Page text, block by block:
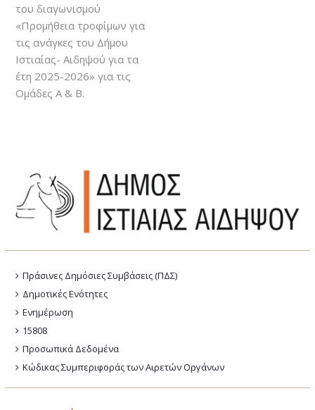
του διαγωνισμού
«Προμήθεια τροφίμων για
τις ανάγκες του Δήμου
Ιστιαίας- Αιδηψού για τα
έτη 2025-2026» για τις
Ομάδες Α & Β.
Πράσινες Δημόσιες Συμβάσεις (ΠΔΣ)
Δημοτικές Ενότητες
Ενημέρωση
15808
Προσωπικά Δεδομένα
Κώδικας Συμπεριφοράς των Αιρετών Οργάνων